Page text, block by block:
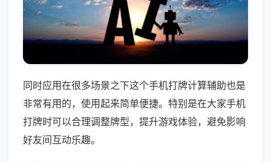
同时应用在很多场景之下这个手机打牌计算辅助也是
非常有用的，使用起来简单便捷。特别是在大家手机
打牌时可以合理调整牌型，提升游戏体验，避免影响
好友间互动乐趣。